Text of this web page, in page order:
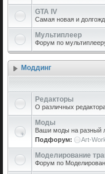
GTA IV
Самая новая и
Мультиплеер
Форум по
Моддинг
Редакторы
О различных
Моды
Ваши моды на разный
Подфорум:
Art-
Моделирование
Форум по